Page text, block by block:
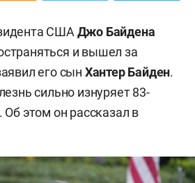
СШАДжо Байдена
и вышел за
его сын Хантер Байден.
сильно изнуряет 83-
Об этом он рассказал в